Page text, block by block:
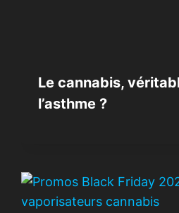
Le cannabis,
l’asthme ?